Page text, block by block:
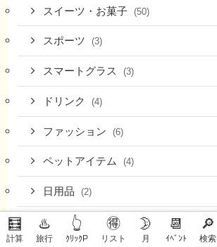
🧮
計算
♨️
旅行
👆
ｸﾘｯｸP
🉐
リスト
🌛
月
📆
ｲﾍﾞﾝﾄ
🔎
検索
スイーツ・お菓子 (50)
スポーツ (3)
スマートグラス (3)
ドリンク (4)
ファッション (6)
ペットアイテム (4)
日用品 (2)
米・雑穀 (12)